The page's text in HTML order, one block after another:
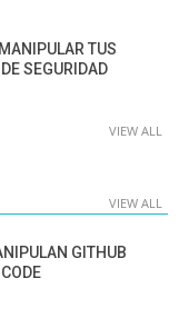
TUS
SEGURIDAD
VIEW ALL
VIEW ALL
GITHUB